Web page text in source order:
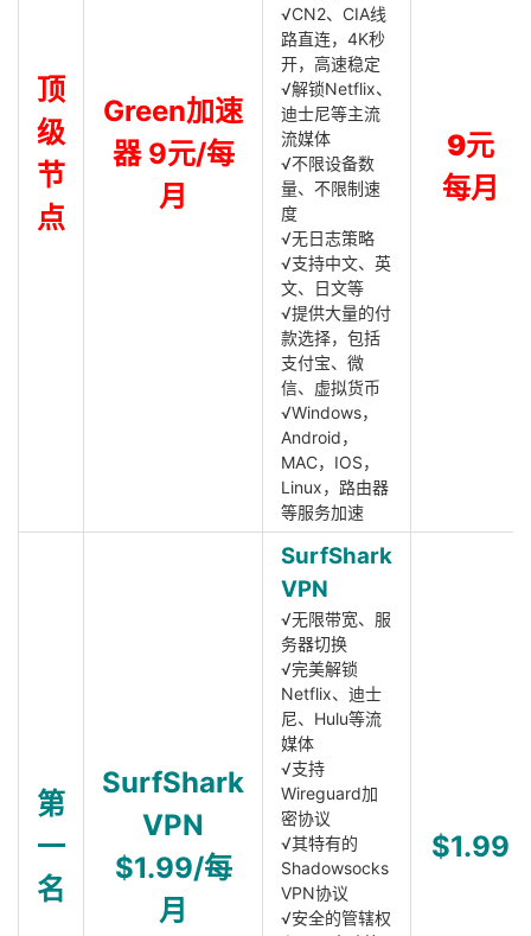
顶
级
节
点
Green加速
器 9元/每
月
√CN2、CIA线
路直连，4K秒
开，高速稳定
√解锁Netflix、
迪士尼等主流
流媒体
√不限设备数
量、不限制速
度
√无日志策略
√支持中文、英
文、日文等
√提供大量的付
款选择，包括
支付宝、微
信、虚拟货币
√Windows，
Android，
MAC，IOS，
Linux，路由器
等服务加速
9元
每月
第
一
名
SurfShark
VPN
$1.99/每
月
SurfShark
VPN
√无限带宽、服
务器切换
√完美解锁
Netflix、迪士
尼、Hulu等流
媒体
√支持
Wireguard加
密协议
√其特有的
Shadowsocks
VPN协议
√安全的管辖权
$1.99